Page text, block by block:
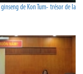
de Kon Tum- trésor de la